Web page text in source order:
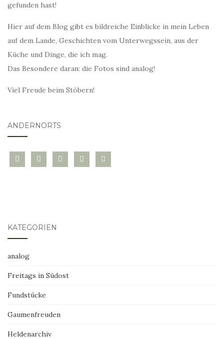
gefunden hast!
Hier auf dem Blog gibt es bildreiche Einblicke in mein Leben
auf dem Lande, Geschichten vom Unterwegssein, aus der
Küche und Dinge, die ich mag.
Das Besondere daran: die Fotos sind analog!
Viel Freude beim Stöbern!
ANDERNORTS
bloglovininstagramtwitter pinterest
mail
KATEGORIEN
analog
Freitags in Südost
Fundstücke
Gaumenfreuden
Heldenarchiv